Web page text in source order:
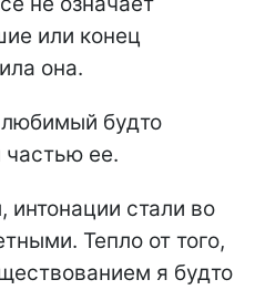
или конец
она.
будто
частью ее.
стали во
Тепло от того,
я будто